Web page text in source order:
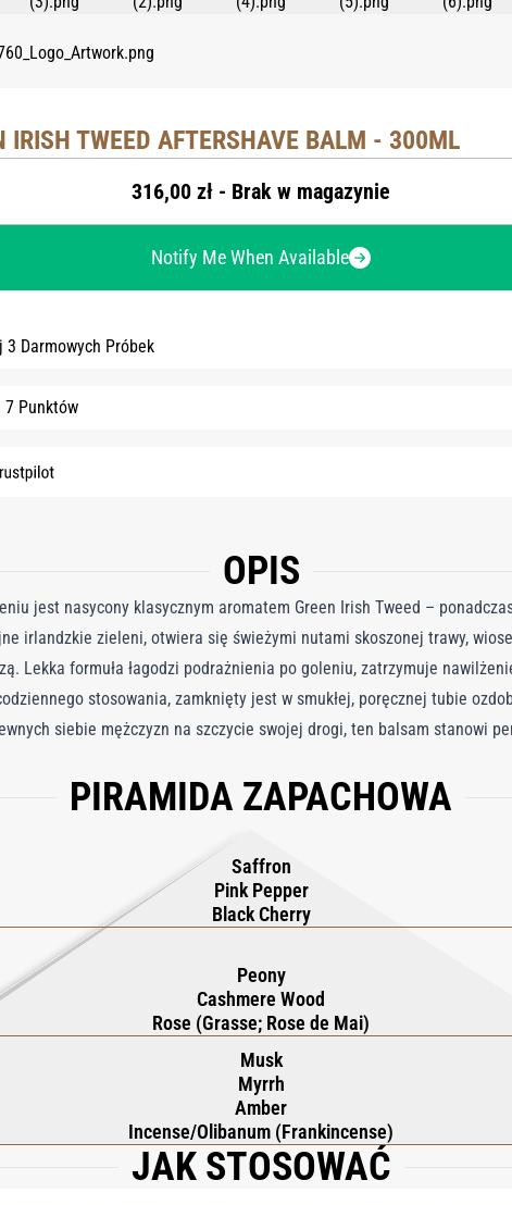
IRISH TWEED AFTERSHAVE BALM - 300ML
316,00 zł - Brak w magazynie
Notify Me When Available
3 Darmowych Próbek
Punktów
OPIS
jest nasycony klasycznym aromatem Green Irish Tweed –
irlandzkie zieleni, otwiera się świeżymi nutami skoszonej trawy,
Lekka formuła łagodzi podrażnienia po goleniu, zatrzymuje
stosowania, zamknięty jest w smukłej, poręcznej tubie
siebie mężczyzn na szczycie swojej drogi, ten balsam stanowi
PIRAMIDA ZAPACHOWA
Saffron
Pink Pepper
Black Cherry
Peony
Cashmere Wood
Rose (Grasse; Rose de Mai)
Musk
Myrrh
Amber
Incense/Olibanum (Frankincense)
JAK STOSOWAĆ